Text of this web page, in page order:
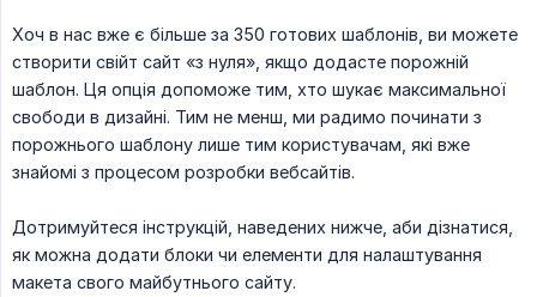
Хоч в нас вже є більше за 350 готових шаблонів, ви можете
створити свійт сайт «з нуля», якщо додасте порожній
шаблон. Ця опція допоможе тим, хто шукає максимальної
свободи в дизайні. Тим не менш, ми радимо починати з
порожнього шаблону лише тим користувачам, які вже
знайомі з процесом розробки вебсайтів.
Дотримуйтеся інструкцій, наведених нижче, аби дізнатися,
як можна додати блоки чи елементи для налаштування
макета свого майбутнього сайту.